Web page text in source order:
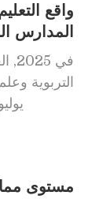
واقع
المدارس
في 2025
,
التربوية
يوليو 25,
مستوى